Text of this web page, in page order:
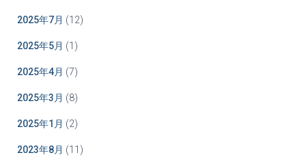
2025年7月 (12)
2025年5月 (1)
2025年4月 (7)
2025年3月 (8)
2025年1月 (2)
2023年8月 (11)